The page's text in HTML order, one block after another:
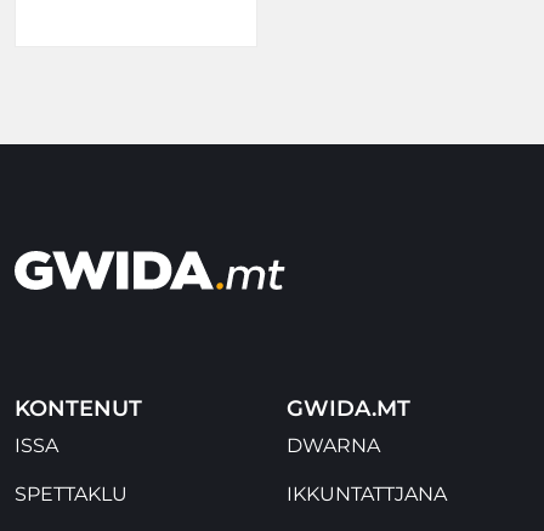
KONTENUT
ISSA
SPETTAKLU
GWIDA.MT
DWARNA
IKKUNTATTJANA